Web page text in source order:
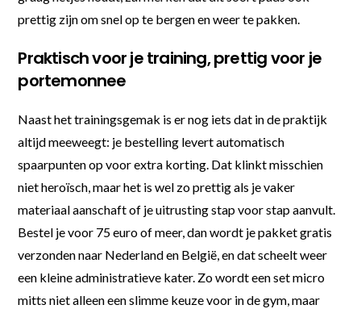
prettig zijn om snel op te bergen en weer te pakken.
Praktisch voor je training, prettig voor je
portemonnee
Naast het trainingsgemak is er nog iets dat in de praktijk
altijd meeweegt: je bestelling levert automatisch
spaarpunten op voor extra korting. Dat klinkt misschien
niet heroïsch, maar het is wel zo prettig als je vaker
materiaal aanschaft of je uitrusting stap voor stap aanvult.
Bestel je voor 75 euro of meer, dan wordt je pakket gratis
verzonden naar Nederland en België, en dat scheelt weer
een kleine administratieve kater. Zo wordt een set micro
mitts niet alleen een slimme keuze voor in de gym, maar